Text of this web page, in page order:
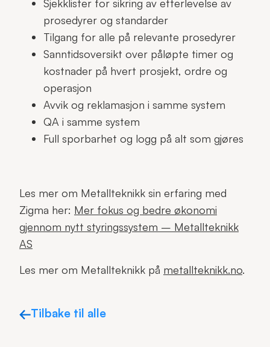
Sjekklister for sikring av etterlevelse av
prosedyrer og standarder
Tilgang for alle på relevante prosedyrer
Sanntidsoversikt over påløpte timer og
kostnader på hvert prosjekt, ordre og
operasjon
Avvik og reklamasjon i samme system
QA i samme system
Full sporbarhet og logg på alt som gjøres
Les mer om Metallteknikk sin erfaring med
Zigma her: Mer fokus og bedre økonomi
gjennom nytt styringssystem – Metallteknikk
AS
Les mer om Metallteknikk på metallteknikk.no.
Tilbake til alle